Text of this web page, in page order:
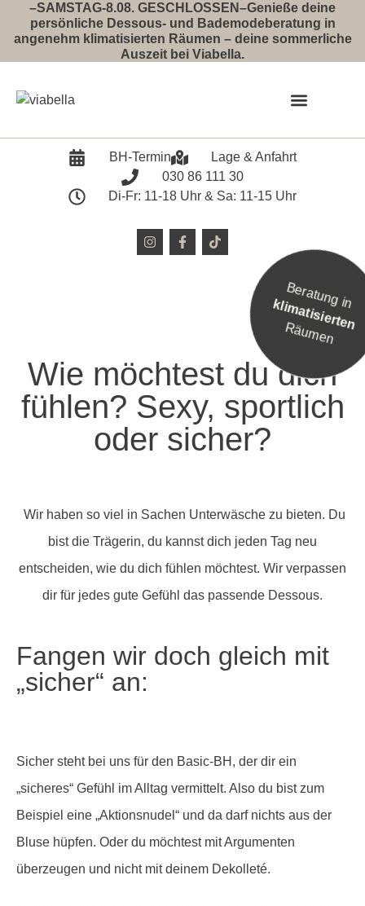
–SAMSTAG-8.08. GESCHLOSSEN–Genieße deine
persönliche Dessous- und Bademodeberatung in
angenehm klimatisierten Räumen – deine sommerliche
Auszeit bei Viabella.
BH-Termin
Lage & Anfahrt
030 86 111 30
Di-Fr: 11-18 Uhr & Sa: 11-15 Uhr
Wie möchtest du dich
fühlen? Sexy, sportlich
oder sicher?
Wir haben so viel in Sachen Unterwäsche zu bieten. Du
bist die Trägerin, du kannst dich jeden Tag neu
entscheiden, wie du dich fühlen möchtest. Wir verpassen
dir für jedes gute Gefühl das passende Dessous.
Fangen wir doch gleich mit
„sicher“ an:
Sicher steht bei uns für den Basic-BH, der dir ein
„sicheres“ Gefühl im Alltag vermittelt. Also du bist zum
Beispiel eine „Aktionsnudel“ und da darf nichts aus der
Bluse hüpfen. Oder du möchtest mit Argumenten
überzeugen und nicht mit deinem Dekolleté.
Beratung in
klimatisierten
Räumen